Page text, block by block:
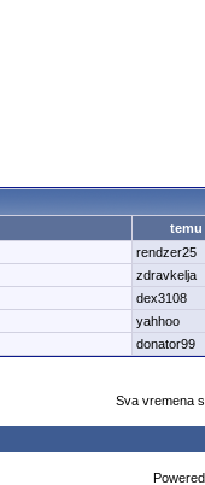
temu
rendzer25
zdravkelja
dex3108
yahhoo
donator99
Sva vremena